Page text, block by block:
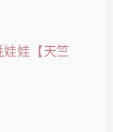
娃【天竺